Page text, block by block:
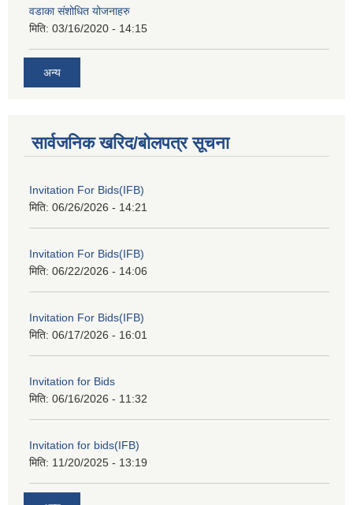
वडाका संशोधित योजनाहरु
मिति: 03/16/2020 - 14:15
अन्य
सार्वजनिक खरिद/बोलपत्र सूचना
Invitation For Bids(IFB)
मिति: 06/26/2026 - 14:21
Invitation For Bids(IFB)
मिति: 06/22/2026 - 14:06
Invitation For Bids(IFB)
मिति: 06/17/2026 - 16:01
Invitation for Bids
मिति: 06/16/2026 - 11:32
Invitation for bids(IFB)
मिति: 11/20/2025 - 13:19